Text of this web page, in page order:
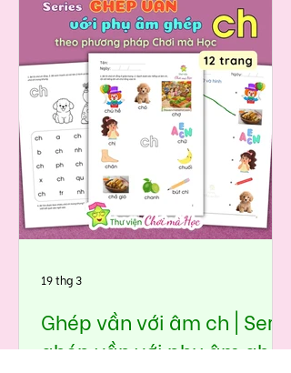
nhưng rất nhiều bé hay đọc lẫn, đó
là vần ung và vần ưng. Nếu chỉ cho
bé nhìn chữ rồi đọc theo, con dễ
đoán mò hoặc nhớ không bền. Vì
vậy, bộ học liệu Ghép vần ung –
ưng được thiết kế theo đúng tinh
thần Chơi mà Học:👉 học qua hình
ảnh – luyện qua trò chơi – ghi nhớ
qua thơ và ngữ cảnh.
Ghép vần với âm ch | Seri
ghép vần với phụ âm ghép
19 thg 3